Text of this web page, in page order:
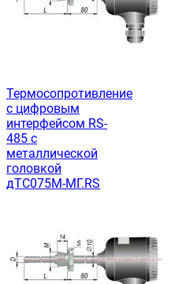
Термосопротивление
с цифровым
интерфейсом RS-
485 с
металлической
головкой
дТС075М-МГ.RS